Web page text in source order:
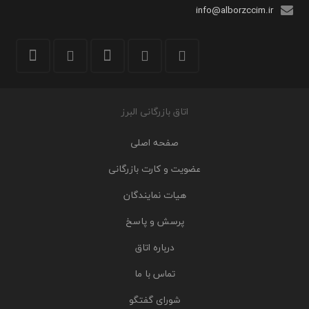
info@alborzccim.ir
اتاق بازرگانی البرز
صفحه اصلی
عضویت و کارت بازرگانی
هیات نمایندگان
پرسش و پاسخ
درباره اتاق
تماس با ما
شورای گفتگو